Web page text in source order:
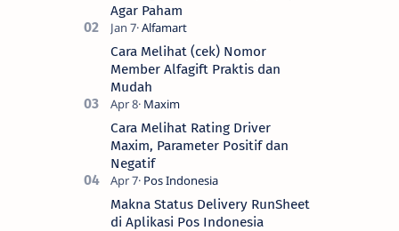
Agar Paham
Cara Melihat (cek) Nomor
Member Alfagift Praktis dan
Mudah
Cara Melihat Rating Driver
Maxim, Parameter Positif dan
Negatif
Makna Status Delivery RunSheet
di Aplikasi Pos Indonesia